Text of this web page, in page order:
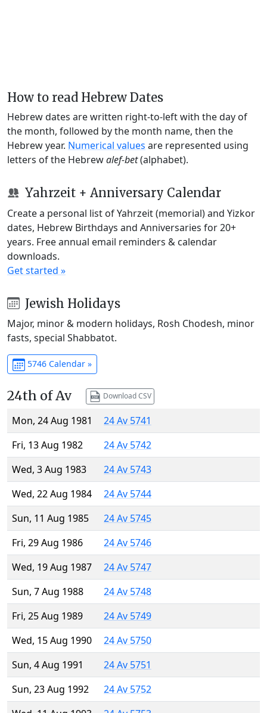
How to read Hebrew Dates
Hebrew dates are written right-to-left with the day of
the month, followed by the month name, then the
Hebrew year. Numerical values are represented using
letters of the Hebrewalef-bet(alphabet).
Yahrzeit + Anniversary Calendar
Create a personal list of Yahrzeit (memorial) and Yizkor
dates, Hebrew Birthdays and Anniversaries for 20+
years. Free annual email reminders & calendar
downloads.
Get started »
Jewish Holidays
Major, minor & modern holidays, Rosh Chodesh, minor
fasts, special Shabbatot.
5746 Calendar »
24th of Av Download CSV
Mon, 24 Aug 1981
24 Av 5741
Fri, 13 Aug 1982
24 Av 5742
Wed, 3 Aug 1983
24 Av 5743
Wed, 22 Aug 1984
24 Av 5744
Sun, 11 Aug 1985
24 Av 5745
Fri, 29 Aug 1986
24 Av 5746
Wed, 19 Aug 1987
24 Av 5747
Sun, 7 Aug 1988
24 Av 5748
Fri, 25 Aug 1989
24 Av 5749
Wed, 15 Aug 1990
24 Av 5750
Sun, 4 Aug 1991
24 Av 5751
Sun, 23 Aug 1992
24 Av 5752